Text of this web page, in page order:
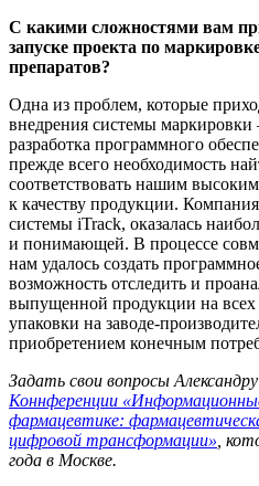
С какими сложностями вам
запуске проекта по
препаратов?
Одна из проблем, которые
внедрения системы маркировки
разработка программного
прежде всего необходимость
соответствовать нашим
к качеству продукции.
системы iTrack, оказалась
и понимающей. В процессе
нам удалось создать
возможность отследить и
выпущенной продукции на всех
упаковки на заводе-
приобретением конечным
Задать свои вопросы
Коннференции
фармацевтике:
цифровой трансформации» ,
года в Москве.